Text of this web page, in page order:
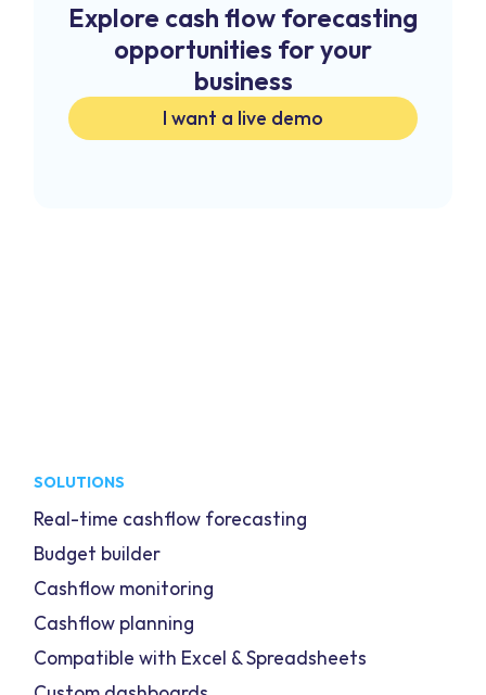
Explore cash flow forecasting
opportunities for your
business
I want a live demo
SOLUTIONS
Real-time cashflow forecasting
Budget builder
Cashflow monitoring
Cashflow planning
Compatible with Excel & Spreadsheets